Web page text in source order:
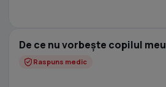
De ce nu vorbește copilul
Raspuns medic